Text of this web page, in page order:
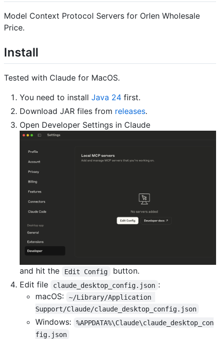
Model Context Protocol Servers for Orlen Wholesale
Price.
Install
Tested with Claude for MacOS.
You need to install Java 24 first.
Download JAR files from releases.
Open Developer Settings in Claude
and hit the Edit Config
button.
Edit file
claude_desktop_config.json :
macOS:
~/Library/Application
Support/Claude/claude_desktop_config.json
Windows:
%APPDATA%\Claude\claude_desktop_con
fig.json